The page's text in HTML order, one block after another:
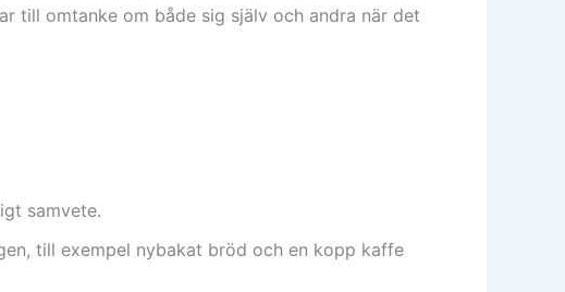
till omtanke om både sig själv och andra när det
samvete.
till exempel nybakat bröd och en kopp kaffe